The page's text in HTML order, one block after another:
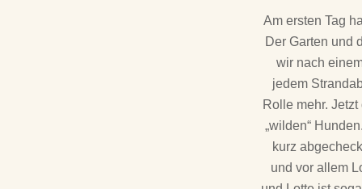
Am ersten Tag
Der Garten und
wir nach
jedem
Rolle mehr.
„wilden“
kurz
und vor allem